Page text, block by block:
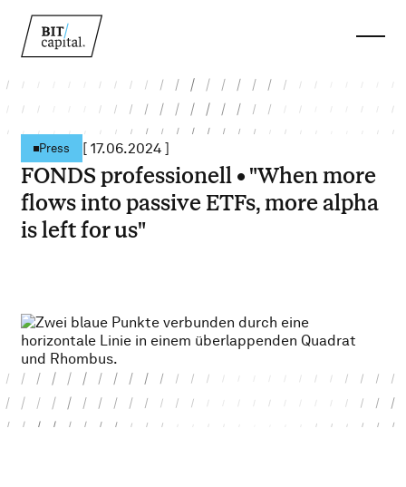
Press [17.06.2024 ]
FONDS professionell • "When more
flows into passive ETFs, more alpha
is left for us"